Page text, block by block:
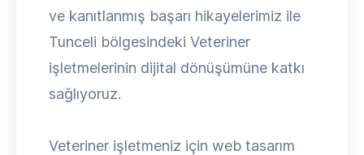
ve kanıtlanmış başarı hikayelerimiz ile
Tunceli bölgesindeki Veteriner
işletmelerinin dijital dönüşümüne katkı
sağlıyoruz.
Veteriner işletmeniz için web tasarım